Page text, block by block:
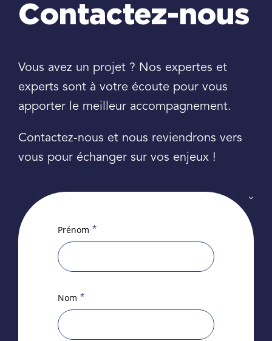
Contactez-nous
Vous avez un projet ? Nos expertes et
experts sont à votre écoute pour vous
apporter le meilleur accompagnement.
Contactez-nous et nous reviendrons vers
vous pour échanger sur vos enjeux !
Prénom *
Nom *